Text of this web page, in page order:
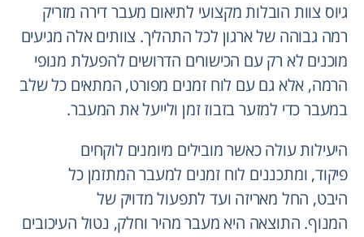
גיוס צוות הובלות מקצועי לתיאום מעבר דירה מזריק
רמה גבוהה של ארגון לכל התהליך. צוותים אלה מגיעים
מוכנים לא רק עם הכישורים הדרושים להפעלת מנופי
הרמה, אלא גם עם לוח זמנים מפורט, המתאים כל שלב
במעבר כדי למזער בזבוז זמן ולייעל את המעבר.
היעילות עולה כאשר מובילים מיומנים לוקחים
פיקוד, ומתכננים לוח זמנים למעבר המתזמן כל
היבט, החל מאריזה ועד לתפעול מדויק של
המנוף. התוצאה היא מעבר מהיר וחלק, נטול העיכובים